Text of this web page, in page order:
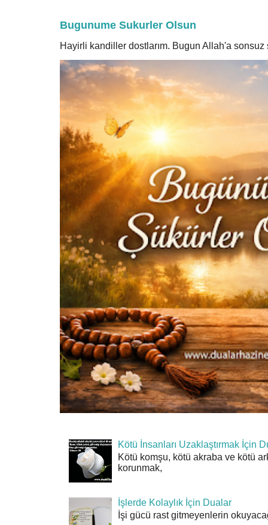
Bugunume Sukurler Olsun
Hayirli kandiller dostlarım. Bugun Allah'a
Kötü İnsanları Uzaklaştırmak İçin
Kötü komşu, kötü akraba ve kötü
korunmak,
İşlerde Kolaylık İçin Dualar
İşi gücü rast gitmeyenlerin